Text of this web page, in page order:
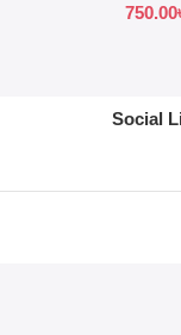
750.00
Social